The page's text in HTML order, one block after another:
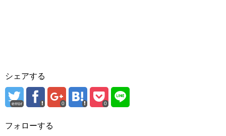
シェアする
error 0 0
フォローする